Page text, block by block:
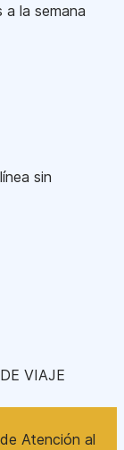
la semana
sin
VIAJE
Atención al